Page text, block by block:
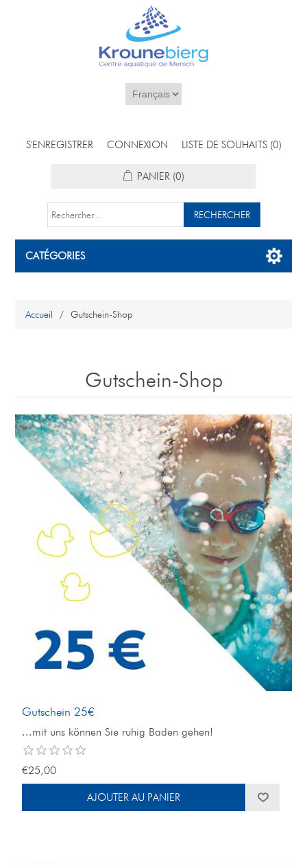
S'ENREGISTRER CONNEXION LISTE DE SOUHAITS (0)
PANIER (0)
CATÉGORIES
Accueil / Gutschein-Shop
Gutschein-Shop
Gutschein 25€
...mit uns können Sie ruhig Baden gehen!
€25,00